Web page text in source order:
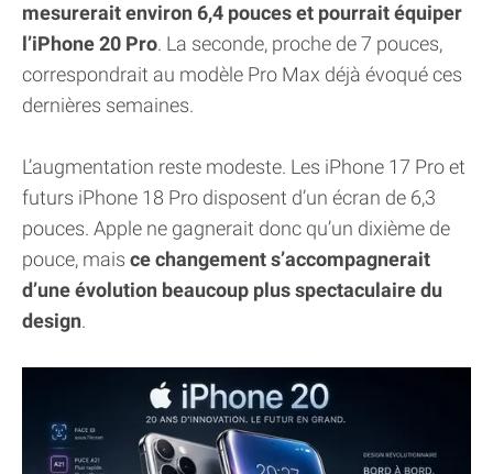
mesurerait environ 6,4 pouces et pourrait équiper
l’iPhone 20 Pro. La seconde, proche de 7 pouces,
correspondrait au modèle Pro Max déjà évoqué ces
dernières semaines.
L’augmentation reste modeste. Les iPhone 17 Pro et
futurs iPhone 18 Pro disposent d’un écran de 6,3
pouces. Apple ne gagnerait donc qu’un dixième de
pouce, mais ce changement s’accompagnerait
d’une évolution beaucoup plus spectaculaire du
design.